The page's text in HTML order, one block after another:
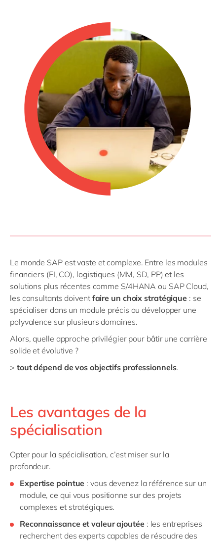
Le monde SAP est vaste et complexe. Entre les modules
financiers (FI, CO), logistiques (MM, SD, PP) et les
solutions plus récentes comme S/4HANA ou SAP Cloud,
les consultants doivent faire un choix stratégique : se
spécialiser dans un module précis ou développer une
polyvalence sur plusieurs domaines.
Alors, quelle approche privilégier pour bâtir une carrière
solide et évolutive ?
> tout dépend de vos objectifs professionnels.
Les avantages de la
spécialisation
Opter pour la spécialisation, c’est miser sur la
profondeur.
Expertise pointue :vous devenez la référence sur un
module, ce qui vous positionne sur des projets
complexes et stratégiques.
Reconnaissance et valeur ajoutée : les entreprises
recherchent des experts capables de résoudre des